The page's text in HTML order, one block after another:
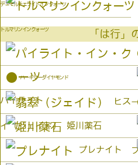
デュモルチェライトインクォーツ
トルマリンインクォーツ 「は行」
パイライト
● ハーキマーダイヤモンド
ヒス
イ（ジェイド） 姫川薬石
プレナイト